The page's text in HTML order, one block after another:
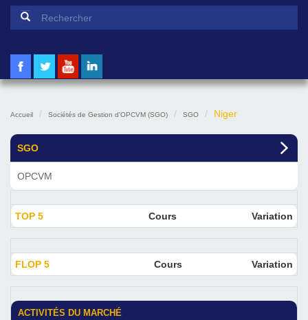
Formulaire de recherche
Accueil Sociétés de Gestion d'OPCVM (SGO) SGO Niger
SGO
OPCVM
TOP 5 Cours Variation
FLOP 5 Cours Variation
ACTIVITÉS DU MARCHÉ